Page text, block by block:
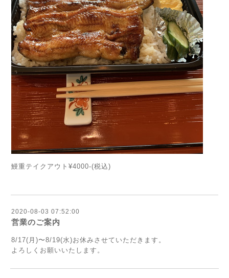
鰻重テイクアウト¥4000-(税込)
2020-08-03 07:52:00
営業のご案内
8/17(月)〜8/19(水)お休みさせていただきます。
よろしくお願いいたします。